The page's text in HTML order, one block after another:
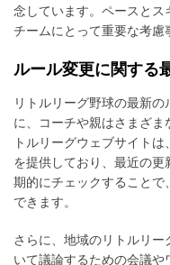
念しています。ペースとス
チームにとって重要な考慮
ルール変更に関する
リトルリーグ野球の最新
に、コーチや親はさまざま
トルリーグウェブサイト
を提供しており、最近の
期的にチェックすること
できます。
さらに、地域のリトルリ
いて議論するための会議や